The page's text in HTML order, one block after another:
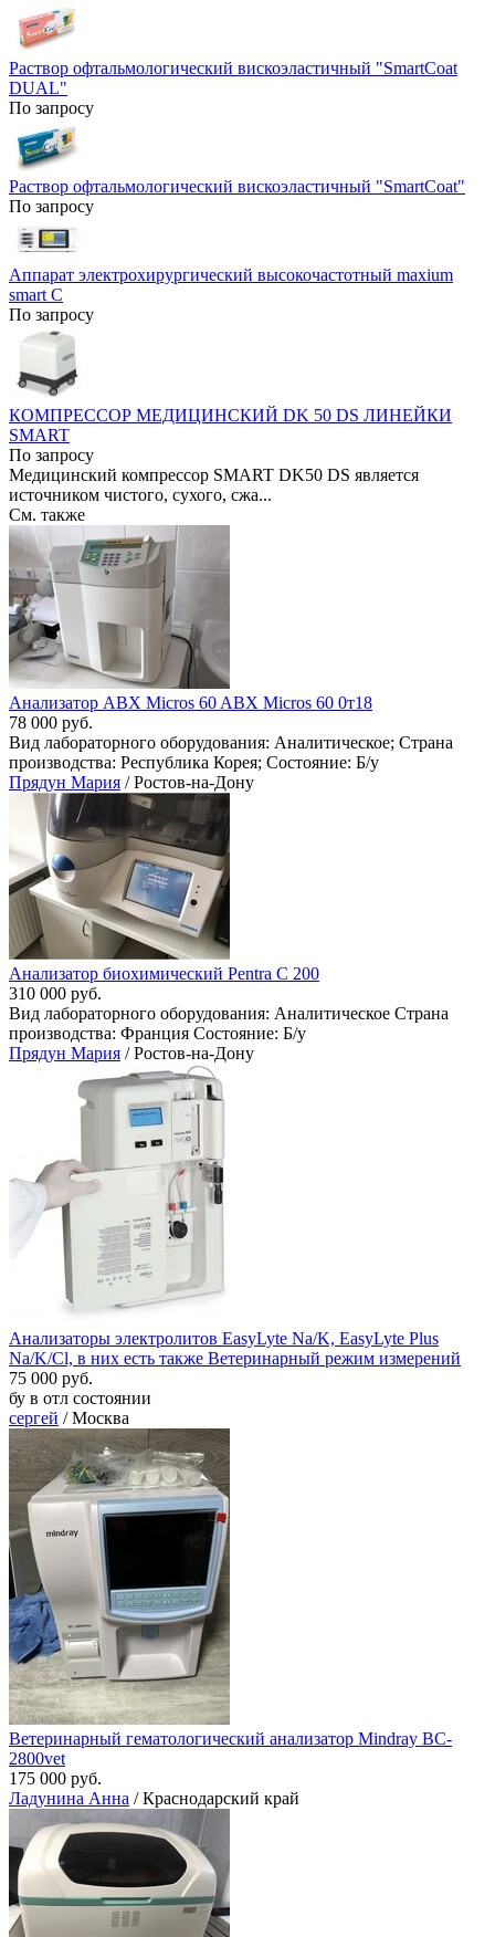
Раствор офтальмологический вискоэластичный "SmartCoat
DUAL"
По запросу
Раствор офтальмологический вискоэластичный "SmartCoat"
По запросу
Аппарат электрохирургический высокочастотный maxium
smart C
По запросу
КОМПРЕССОР МЕДИЦИНСКИЙ DK 50 DS ЛИНЕЙКИ
SMART
По запросу
Медицинский компрессор SMART DK50 DS является
источником чистого, сухого, сжа...
См. также
Анализатор ABX Micros 60 ABX Micros 60 0т18
78 000 руб.
Вид лабораторного оборудования: Аналитическое; Страна
производства: Республика Корея; Состояние: Б/у
Прядун Мария / Ростов-на-Дону
Анализатор биохимический Pentra С 200
310 000 руб.
Вид лабораторного оборудования: Аналитическое Страна
производства: Франция Состояние: Б/у
Прядун Мария / Ростов-на-Дону
Анализаторы электролитов EasyLyte Na/K, EasyLyte Plus
Na/K/Cl, в них есть также Ветеринарный режим измерений
75 000 руб.
бу в отл состоянии
сергей / Москва
Ветеринарный гематологический анализатор Mindray BC-
2800vet
175 000 руб.
Ладунина Анна / Краснодарский край